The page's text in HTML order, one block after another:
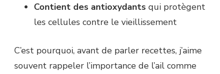
Contient des antioxydants qui protègent
les cellules contre le vieillissement
C’est pourquoi, avant de parler recettes, j’aime
souvent rappeler l’importance de l’ail comme